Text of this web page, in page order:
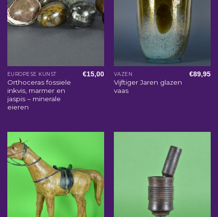
EUROPESE KUNST
Orthoceras fossiele
inkvis, marmer en
jaspis – minerale
eieren
€15,00 VAZEN
Vijftiger Jaren glazen
vaas
€89,95